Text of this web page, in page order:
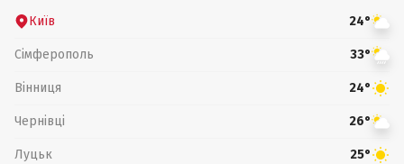
Київ 24°
Сімферополь 33°
Вінниця 24°
Чернівці 26°
Луцьк 25°